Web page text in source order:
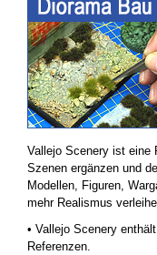
Vallejo Scenery ist eine
Szenen ergänzen und
Modellen, Figuren,
mehr Realismus
• Vallejo Scenery
Referenzen.